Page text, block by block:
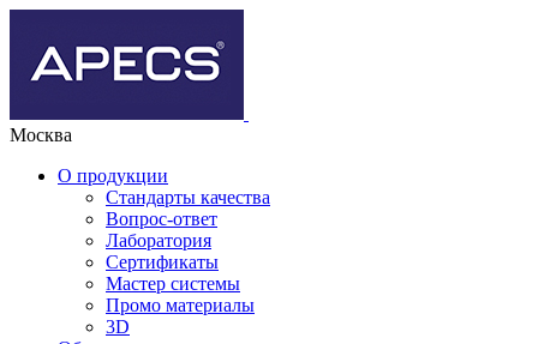
Москва
О продукции
Стандарты качества
Вопрос-ответ
Лаборатория
Сертификаты
Мастер системы
Промо материалы
3D